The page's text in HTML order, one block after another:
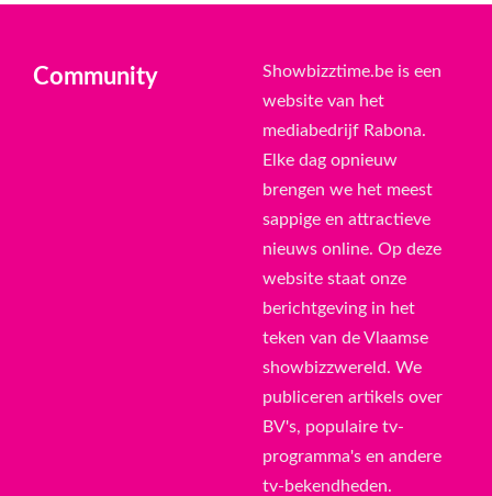
Community
Showbizztime.be is een
website van het
mediabedrijf Rabona.
Elke dag opnieuw
brengen we het meest
sappige en attractieve
nieuws online. Op deze
website staat onze
berichtgeving in het
teken van de Vlaamse
showbizzwereld. We
publiceren artikels over
BV's, populaire tv-
programma's en andere
tv-bekendheden.